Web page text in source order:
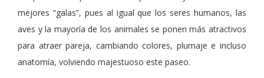
mejores “galas”, pues al igual que los seres humanos, las
aves y la mayoría de los animales se ponen más atractivos
para atraer pareja, cambiando colores, plumaje e incluso
anatomía, volviendo majestuoso este paseo.